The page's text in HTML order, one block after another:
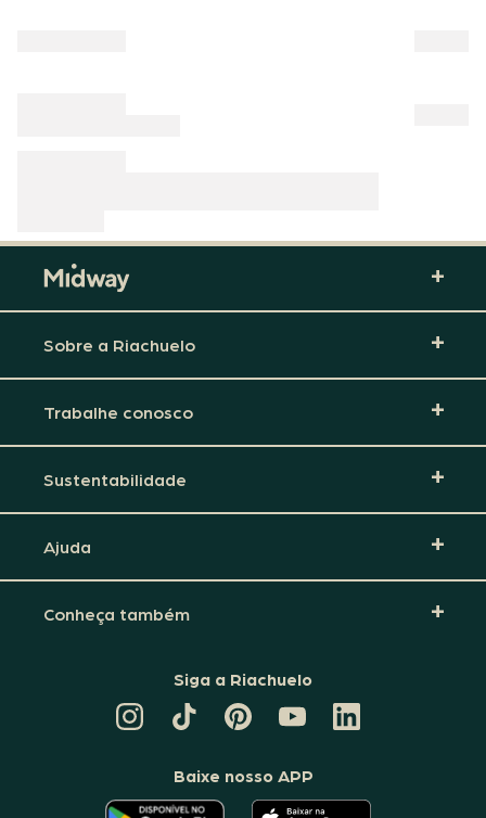
Sobre a Riachuelo
Trabalhe conosco
Sustentabilidade
Ajuda
Conheça também
Siga a Riachuelo
TIKTOK
DA
PINTEREST
DA
CANAL
DA
RIACHUELO
LINKEDIN
DA
Baixe nosso APP
O O